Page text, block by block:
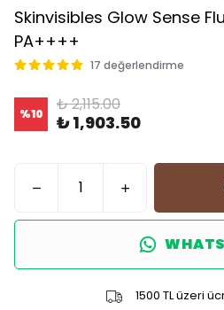
Skinvisibles Glow Sense
PA++++
17 değerlendirme
%10 ₺ 2,115.00
₺ 1,903.50
1500 TL üzeri